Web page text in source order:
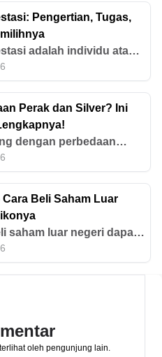
Pengertian, Tugas,
adalah individu atau
mengelola jalannya
klien. Ayo pelajari
Perak dan Silver? Ini
dengan perbedaan
Sebelum membeli
dulu ciri, bahan, dan
tidak salah pilih di
Cara Beli Saham Luar
saham luar negeri dapat
memilih broker
analisis saham, dan setor
oleh pengunjung lain.